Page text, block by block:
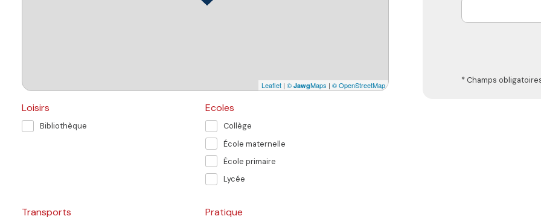
Leaflet | © JawgMaps | © OpenStreetMap
Loisirs
Bibliothèque
Ecoles
Collège
École maternelle
École primaire
Lycée
Transports Pratique
* Champs